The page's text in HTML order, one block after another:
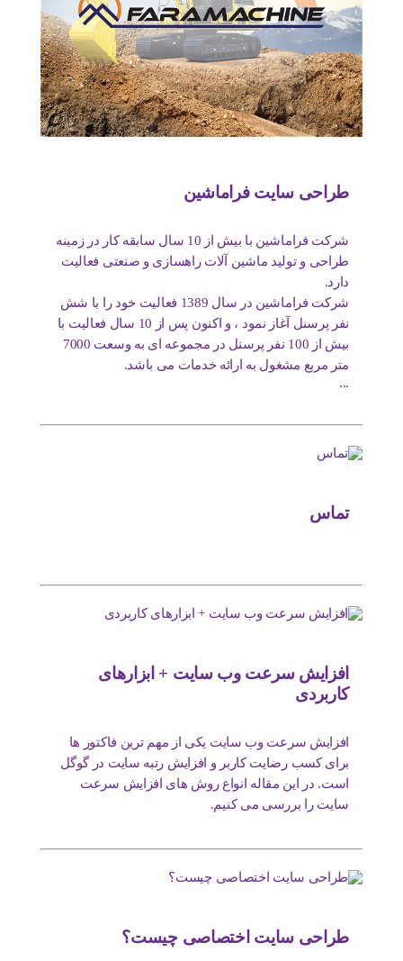
طراحی سایت فراماشین
شرکت فراماشین با بیش از 10 سال سابقه کار در زمینه
طراحی و تولید ماشین آلات راهسازی و صنعتی فعالیت
دارد.
شرکت فراماشین در سال 1389 فعالیت خود را با شش
نفر پرسنل آغاز نمود ، و اکنون پس از 10 سال فعالیت با
بیش از 100 نفر پرسنل در مجموعه ای به وسعت 7000
متر مربع مشغول به ارائه خدمات می باشد.
...
تماس
افزایش سرعت وب سایت + ابزارهای
کاربردی
افزایش سرعت وب سایت یکی از مهم ترین فاکتور ها
برای کسب رضایت کاربر و افزایش رتبه سایت در گوگل
است. در این مقاله انواع روش های افزایش سرعت
سایت را بررسی می کنیم.
طراحی سایت اختصاصی چیست؟